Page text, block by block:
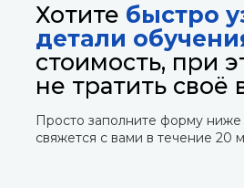
Хотите быстро
детали
стоимость, при
не тратить своё
Просто заполните форму
свяжется с вами в течение 20